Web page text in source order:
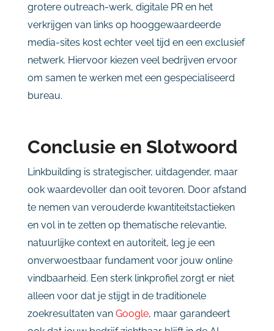
grotere outreach-werk, digitale PR en het
verkrijgen van links op hooggewaardeerde
media-sites kost echter veel tijd en een exclusief
netwerk. Hiervoor kiezen veel bedrijven ervoor
om samen te werken met een gespecialiseerd
bureau.
Conclusie en Slotwoord
Linkbuilding is strategischer, uitdagender, maar
ook waardevoller dan ooit tevoren. Door afstand
te nemen van verouderde kwantiteitstactieken
en vol in te zetten op thematische relevantie,
natuurlijke context en autoriteit, leg je een
onverwoestbaar fundament voor jouw online
vindbaarheid. Een sterk linkprofiel zorgt er niet
alleen voor dat je stijgt in de traditionele
zoekresultaten van Google, maar garandeert